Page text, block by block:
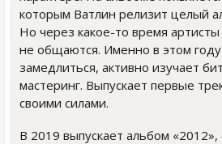
которым Ватлин релизит целый
Но через какое-то время
не общаются. Именно в этом
замедлиться, активно изучает
мастеринг. Выпускает первые
своими силами.
В 2019 выпускает альбом